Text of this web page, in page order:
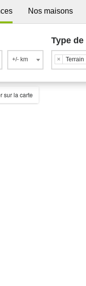
Nos maisons
+/- km
Type de
× Terrain
sur la carte